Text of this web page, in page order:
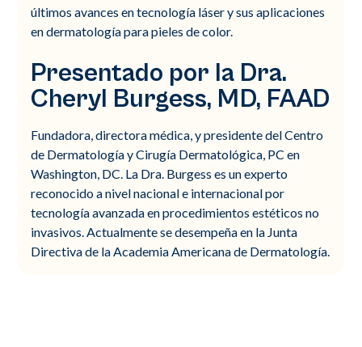
últimos avances en tecnología láser y sus aplicaciones
en dermatología para pieles de color.
Presentado por la Dra.
Cheryl Burgess, MD, FAAD
Fundadora, directora médica, y presidente del Centro
de Dermatología y Cirugía Dermatológica, PC en
Washington, DC. La Dra. Burgess es un experto
reconocido a nivel nacional e internacional por
tecnología avanzada en procedimientos estéticos no
invasivos. Actualmente se desempeña en la Junta
Directiva de la Academia Americana de Dermatología.